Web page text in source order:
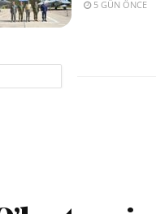
5 GÜN ÖNCE